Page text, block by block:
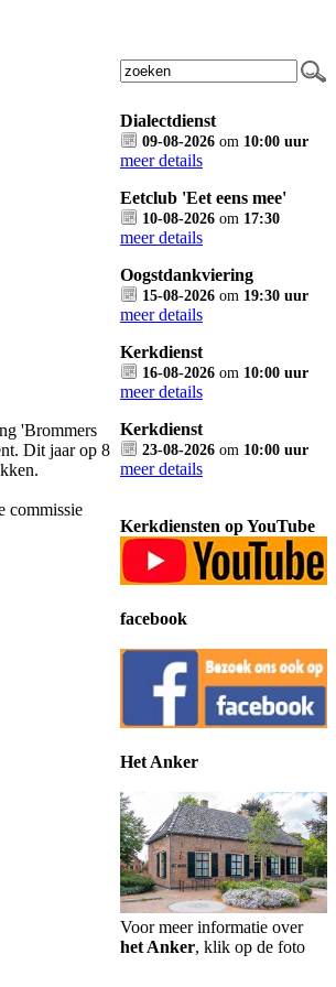
'Brommers
Dit jaar op 8
commissie
Dialectdienst
09-08-2026 om 10:00 uur
meer details
Eetclub 'Eet eens mee'
10-08-2026 om 17:30
meer details
Oogstdankviering
15-08-2026 om 19:30 uur
meer details
Kerkdienst
16-08-2026 om 10:00 uur
meer details
Kerkdienst
23-08-2026 om 10:00 uur
meer details
Kerkdiensten op YouTube
facebook
Het Anker
Voor meer informatie over
het Anker, klik op de foto